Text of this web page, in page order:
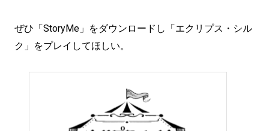
ぜひ「StoryMe」をダウンロードし「エクリプス・シル
ク」をプレイしてほしい。